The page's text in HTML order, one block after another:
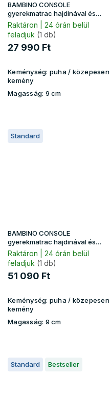
BAMBINO CONSOLE
gyerekmatrac hajdinával és
kókusszal 140x70
Raktáron | 24 órán belül
feladjuk (1 db)
27 990 Ft
Keménység: puha / közepesen
kemény
Magasság: 9 cm
Standard
BAMBINO CONSOLE
gyerekmatrac hajdinával és
kókusszal 90x200 - premium
Jersey
Raktáron | 24 órán belül
feladjuk (1 db)
51 090 Ft
Keménység: puha / közepesen
kemény
Magasság: 9 cm
Standard Bestseller